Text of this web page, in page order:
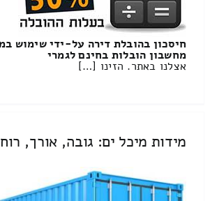
חיסכון בהובלת דירה על-ידי שימוש
מחשבון הובלות בחינם לגמרי
אצלנו באתר. הזינו […]
מידות מיכל ים: גובה, אורך,